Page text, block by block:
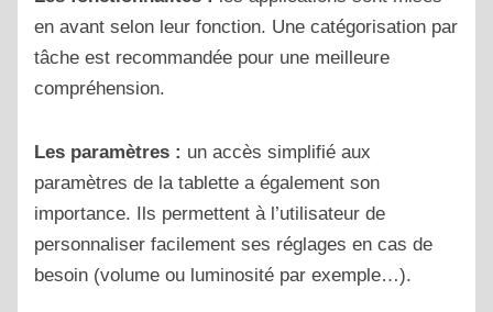
en avant selon leur fonction. Une catégorisation par
tâche est recommandée pour une meilleure
compréhension.
Les paramètres : un accès simplifié aux
paramètres de la tablette a également son
importance. Ils permettent à l’utilisateur de
personnaliser facilement ses réglages en cas de
besoin (volume ou luminosité par exemple…).